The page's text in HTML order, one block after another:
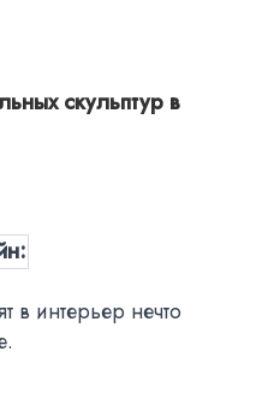
скульптур в
в интерьер нечто